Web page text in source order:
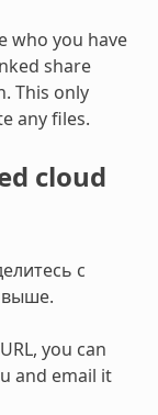
who you have
share
This only
any files.
cloud
с
выше.
you can
and email it